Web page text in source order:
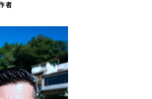
者